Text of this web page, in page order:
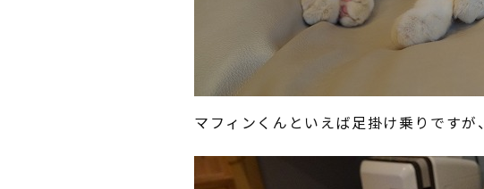
マフィンくんといえば足掛け乗りですが、